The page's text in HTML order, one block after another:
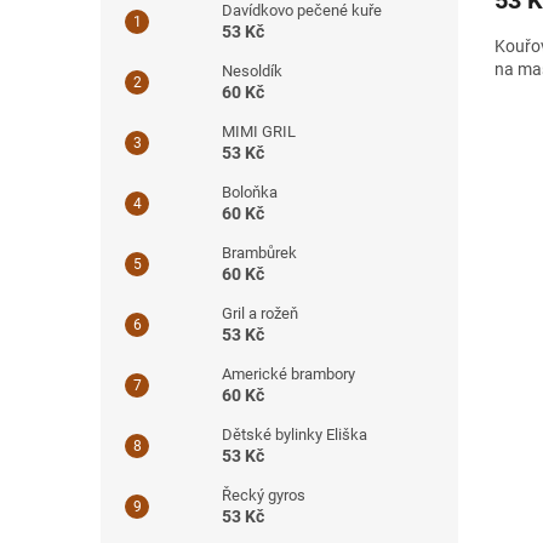
Davídkovo pečené kuře
53 Kč
Nesoldík
60 Kč
MIMI GRIL
53 Kč
Boloňka
60 Kč
Brambůrek
60 Kč
Gril a rožeň
53 Kč
Americké brambory
60 Kč
Dětské bylinky Eliška
53 Kč
Řecký gyros
53 Kč
na